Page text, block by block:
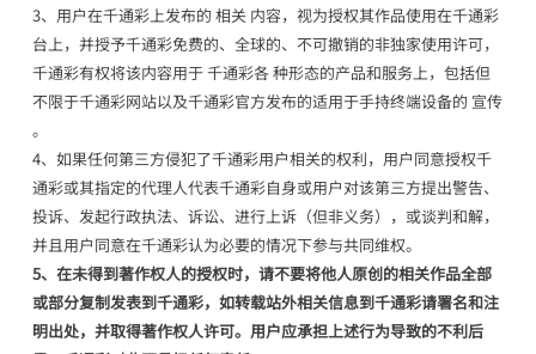
3、用户在千通彩上发布的 相关 内容，视为授权其作品使用在千通彩
台上，并授予千通彩免费的、全球的、不可撤销的非独家使用许可，
千通彩有权将该内容用于 千通彩各 种形态的产品和服务上，包括但
不限于千通彩网站以及千通彩官方发布的适用于手持终端设备的 宣传
。
4、如果任何第三方侵犯了千通彩用户相关的权利，用户同意授权千
通彩或其指定的代理人代表千通彩自身或用户对该第三方提出警告、
投诉、发起行政执法、诉讼、进行上诉（但非义务），或谈判和解，
并且用户同意在千通彩认为必要的情况下参与共同维权。
5、在未得到著作权人的授权时，请不要将他人原创的相关作品全部
或部分复制发表到千通彩，如转载站外相关信息到千通彩请署名和注
明出处，并取得著作权人许可。用户应承担上述行为导致的不利后